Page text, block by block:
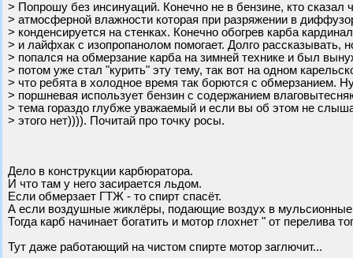
> Попрошу без инсинуаций. Конечно не в бензине, кто сказал
> атмосферной влажности которая при разряжении в
> конденсируется на стенках. Конечно обогрев карба
> и лайфхак с изопропанолом помогает. Долго рассказывать,
> попался на обмерзание карба на зимней технике и был
> потом уже стал "курить" эту тему, так вот на одном
> что ребята в холодное время так борются с обмерзанием.
> поршневая использует бензин с содержанием
> тема гораздо глубже уважаемый и если вы об этом не
> этого нет)))). Почитай про точку росы.
Дело в конструкции карбюратора.
И что там у него засирается льдом.
Если обмерзает ГТЖ - то спирт спасёт.
А если воздушные жиклёры, подающие воздух в мульсионные
Тогда карб начинает богатить и мотор глохнет " от перелива
Тут даже работающий на чистом спирте мотор заглючит...